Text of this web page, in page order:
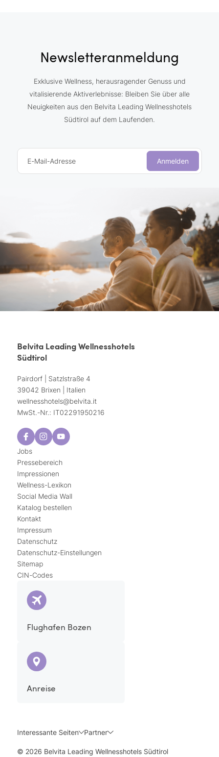
Newsletteranmeldung
Exklusive Wellness, herausragender Genuss und
vitalisierende Aktiverlebnisse: Bleiben Sie über alle
Neuigkeiten aus den Belvita Leading Wellnesshotels
Südtirol auf dem Laufenden.
E-Mail-Adresse Anmelden
Belvita Leading Wellnesshotels
Südtirol
Pairdorf | Satzlstraße 4
39042 Brixen | Italien
wellnesshotels@belvita.it
MwSt.-Nr.: IT02291950216
Jobs
Pressebereich
Impressionen
Wellness-Lexikon
Social Media Wall
Katalog bestellen
Kontakt
Impressum
Datenschutz
Datenschutz-Einstellungen
Sitemap
CIN-Codes
Flughafen Bozen
Anreise
Interessante Seiten Partner
© 2026 Belvita Leading Wellnesshotels Südtirol